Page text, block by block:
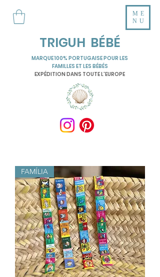
TRIGUH BÉBÉ
ME
NU
MARQUE 100% PORTUGAISE POUR LES
FAMILLES ET LES BÉBÉS
EXPÉDITION DANS TOUTE L'EUROPE
FAMÍLIA